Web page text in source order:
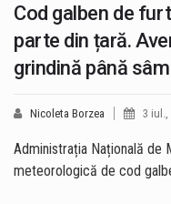
Cod galben de
parte din țară.
grindină până
Nicoleta Borzea 3 iul.,
Administrația Națională de
meteorologică de cod